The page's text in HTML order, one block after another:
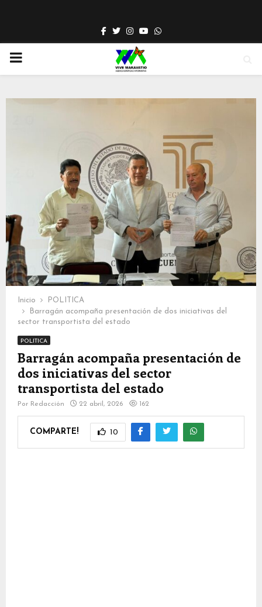
Facebook
TwitterInstagram
YoutubeWhatsapp
PRIMARY
Inicio
POLITICA
Barragán acompaña presentación de dos iniciativas del
sector transportista del estado
POLITICA
Barragán acompaña presentación de
dos iniciativas del sector
transportista del estado
Por Redacción 22 abril, 2026 162
COMPARTE! 10